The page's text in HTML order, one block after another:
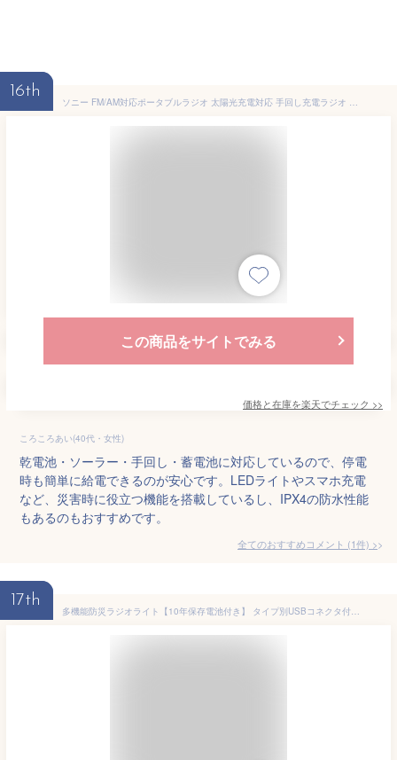
16th
ソニー FM/AM対応ポータブルラジオ 太陽光充電対応 手回し充電ラジオ シルバー ICF-B300-S
この商品をサイトでみる
価格と在庫を楽天でチェック >>
ころころあい(40代・女性)
乾電池・ソーラー・手回し・蓄電池に対応しているので、停電
時も簡単に給電できるのが安心です。LEDライトやスマホ充電
など、災害時に役立つ機能を搭載しているし、IPX4の防水性能
もあるのもおすすめです。
全てのおすすめコメント (1件) >
17th
多機能防災ラジオライト【10年保存電池付き】 タイプ別USBコネクタ付 電池使用可 LEDライト ソーラー充電 AM/FM ワイドFM サイレン 新型エマージェンシーラジオ BR001 4カラー 単品 手回し 充電 ダイナモ 非常用 停電